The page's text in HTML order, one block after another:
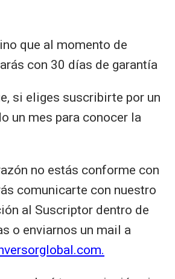
que al momento de
con 30 días de garantía
si eliges suscribirte por un
un mes para conocer la
no estás conforme con
comunicarte con nuestro
al Suscriptor dentro de
o enviarnos un mail a